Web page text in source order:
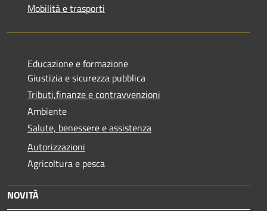
Mobilità e trasporti
Educazione e formazione
Giustizia e sicurezza pubblica
Tributi,finanze e contravvenzioni
Ambiente
Salute, benessere e assistenza
Autorizzazioni
Agricoltura e pesca
NOVITÀ